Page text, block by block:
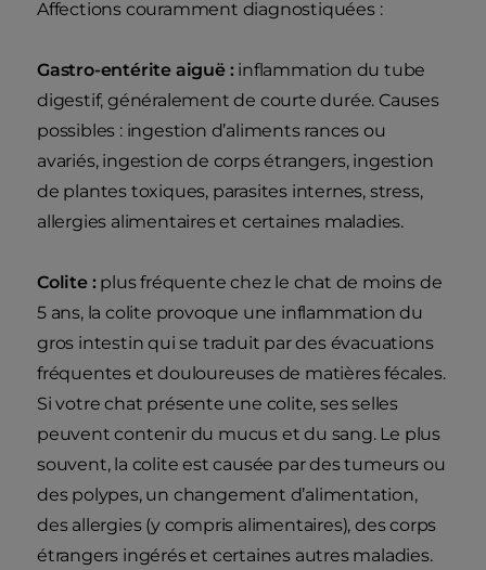
Affections couramment diagnostiquées :
Gastro-entérite aiguë :inflammation du tube
digestif, généralement de courte durée. Causes
possibles : ingestion d’aliments rances ou
avariés, ingestion de corps étrangers, ingestion
de plantes toxiques, parasites internes, stress,
allergies alimentaires et certaines maladies.
Colite :plus fréquente chez le chat de moins de
5 ans, la colite provoque une inflammation du
gros intestin qui se traduit par des évacuations
fréquentes et douloureuses de matières fécales.
Si votre chat présente une colite, ses selles
peuvent contenir du mucus et du sang. Le plus
souvent, la colite est causée par des tumeurs ou
des polypes, un changement d’alimentation,
des allergies (y compris alimentaires), des corps
étrangers ingérés et certaines autres maladies.